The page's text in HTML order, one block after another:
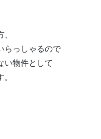
らっしゃるので
い物件として